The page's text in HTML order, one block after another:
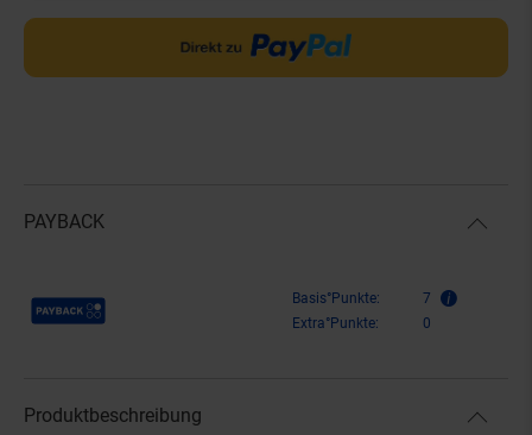
PAYBACK
Payback Punkte Basis°Punkte:
7
Extra°Punkte:
0
Produktbeschreibung